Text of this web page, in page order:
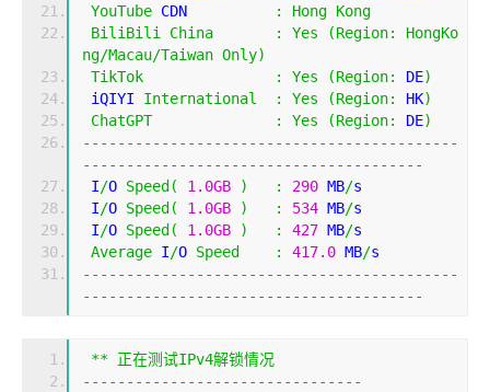
YouTube CDN : Hong Kong
BiliBili
China : Yes (Region:
HongKo
ng/Macau/Taiwan Only)
TikTok
: Yes (Region: DE)
iQIYI International : Yes (Region: HK)
ChatGPT
: Yes (Region: DE)
-------------------------------------------
---------------------------------------
I/O Speed( 1.0GB ) : 290 MB/s
I/O Speed( 1.0GB ) : 534 MB/s
I/O Speed( 1.0GB ) : 427 MB/s
Average I/O Speed : 417.0 MB/s
-------------------------------------------
---------------------------------------
** 正在测试IPv4解锁情况
--------------------------------